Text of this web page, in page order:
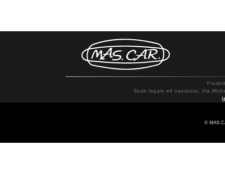
Sede legale ed operativa: Via
©